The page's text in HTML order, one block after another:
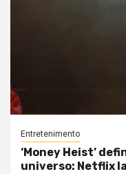
Entretenimento
‘Money Heist’
universo: Netflix